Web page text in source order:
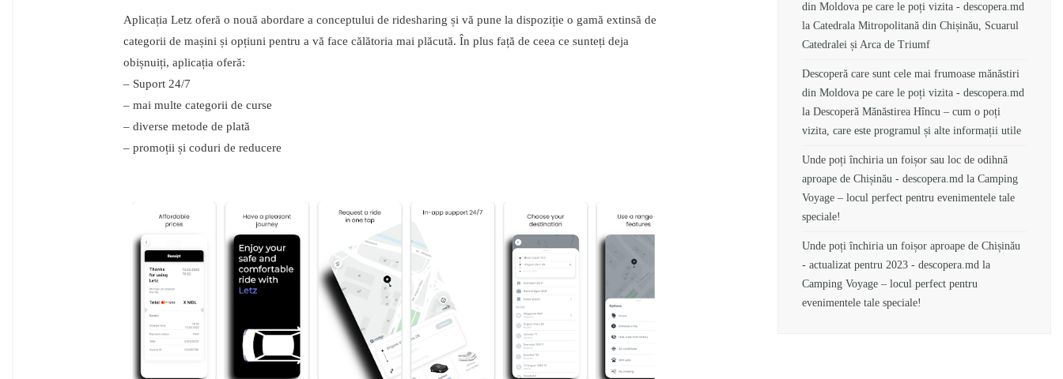
Aplicația Letz oferă o nouă abordare a conceptului de ridesharing și vă pune la dispoziție o gamă extinsă de
categorii de mașini și opțiuni pentru a vă face călătoria mai plăcută. În plus față de ceea ce sunteți deja
obișnuiți, aplicația oferă:
– Suport 24/7
– mai multe categorii de curse
– diverse metode de plată
– promoții și coduri de reducere
din Moldova pe care le poți vizita - descopera.md
la Catedrala Mitropolitană din Chișinău, Scuarul
Catedralei și Arca de Triumf
Descoperă care sunt cele mai frumoase mănăstiri
din Moldova pe care le poți vizita - descopera.md
la Descoperă Mănăstirea Hîncu – cum o poți
vizita, care este programul și alte informații utile
Unde poți închiria un foișor sau loc de odihnă
aproape de Chișinău - descopera.mdla Camping
Voyage – locul perfect pentru evenimentele tale
speciale!
Unde poți închiria un foișor aproape de Chișinău
- actualizat pentru 2023 - descopera.mdla
Camping Voyage – locul perfect pentru
evenimentele tale speciale!